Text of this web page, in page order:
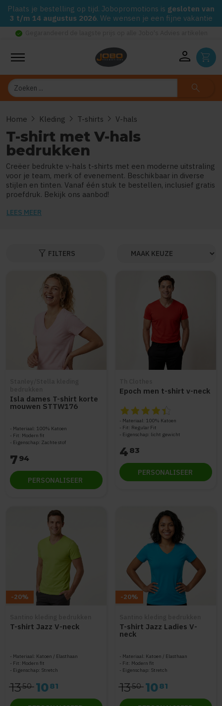
Plaats je bestelling op tijd. Jobopromotions is gesloten van
3 t/m 14 augustus 2026. We wensen je een fijne vakantie
check_circle
person shopping_cart
Zoeken search
Home chevron_right Kleding chevron_right T-shirts chevron_right V-hals
T-shirt met V-hals
bedrukken
Creëer bedrukte v-hals t-shirts met een moderne uitstraling
voor je team, merk of evenement. Beschikbaar in diverse
stijlen en tinten. Vanaf één stuk te bestellen, inclusief gratis
proefdruk. Bekijk ons aanbod!
LEES MEER
filter_alt FILTERS
Isla dames T-shirt korte
mouwen STTW176
Materiaal: 100% Katoen
Fit: Modern fit
Eigenschap: Zachte stof
7 94
PERSONALISEER
Epoch men t-shirt v-neck
De beoordeling van dit
Materiaal: 100% Katoen
Fit: Regular Fit
Eigenschap: licht gewicht
4 83
PERSONALISEER
-20%
T-shirt Jazz V-neck
Materiaal: Katoen / Elasthaan
Fit: Modern fit
Eigenschap: Stretch
1350 1081
-20%
T-shirt Jazz Ladies V-
neck
Materiaal: Katoen / Elasthaan
Fit: Modern fit
Eigenschap: Stretch
1350 1081